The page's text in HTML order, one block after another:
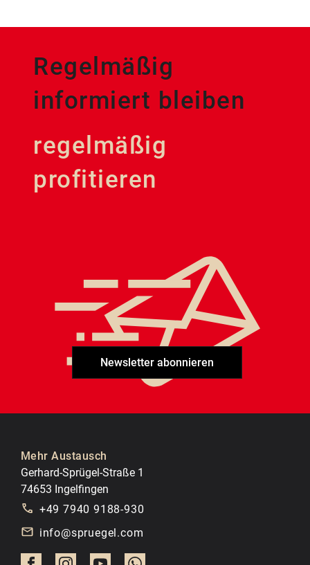
Regelmäßig
informiert bleiben
regelmäßig
profitieren
Newsletter abonnieren
Mehr Austausch
Gerhard-Sprügel-Straße 1
74653 Ingelfingen
+49 7940 9188-930
info@spruegel.com